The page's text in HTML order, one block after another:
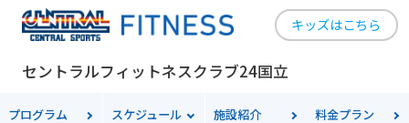
キッズはこちら
セントラルフィットネスクラブ24国立
プログラム スケジュール 施設紹介 料金プラン